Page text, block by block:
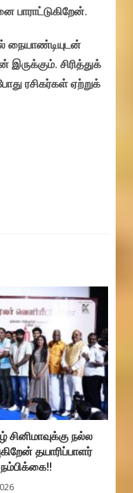
பாராட்டுகிறேன்.
நையாண்டியுடன்
இருக்கும். சிரித்துக்
ரசிகர்கள் ஏற்றுக்
நல்ல
தயாரிப்பாளர்